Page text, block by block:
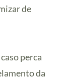
de
perca
da